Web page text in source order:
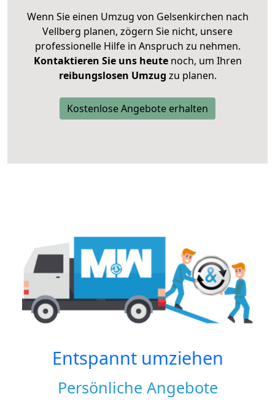
Wenn Sie einen Umzug von Gelsenkirchen nach
Vellberg planen, zögern Sie nicht, unsere
professionelle Hilfe in Anspruch zu nehmen.
Kontaktieren Sie uns heutenoch, um Ihren
reibungslosen Umzug zu planen.
Kostenlose Angebote erhalten
Entspannt umziehen
Persönliche Angebote